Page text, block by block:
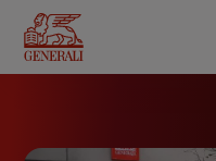
contenu
principal